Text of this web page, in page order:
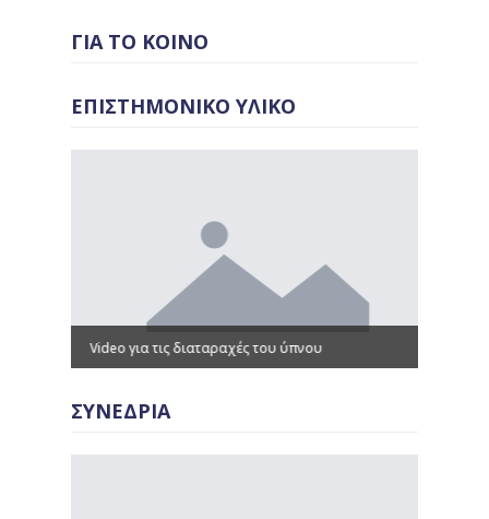
ΓΙΑ ΤΟ ΚΟΙΝΟ
ΕΠΙΣΤΗΜΟΝΙΚΟ ΥΛΙΚΟ
Video για τις διαταραχές του ύπνου
ΣΥΝΕΔΡΙΑ